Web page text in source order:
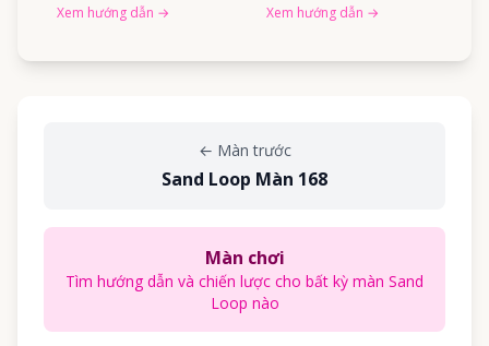
Xem hướng dẫn → Xem hướng dẫn →
← Màn trước
Sand Loop Màn 168
Màn chơi
Tìm hướng dẫn và chiến lược cho bất kỳ màn Sand
Loop nào